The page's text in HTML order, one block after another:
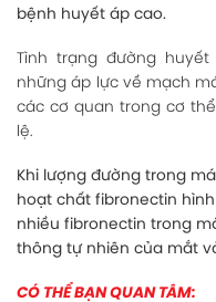
bệnh huyết áp cao.
Tình trạng đường
những áp lực về mạch
các cơ quan trong cơ
lệ.
Khi lượng đường trong
hoạt chất fibronectin
nhiều fibronectin trong
thông tự nhiên của mắt
CÓ THỂ BẠN QUAN TÂM: